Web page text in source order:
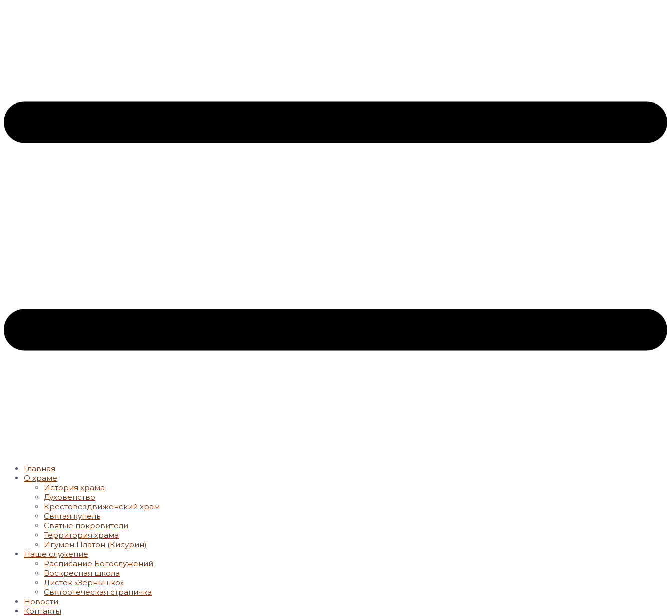
Главная
О храме
История храма
Духовенство
Крестовоздвиженский храм
Святая купель
Святые покровители
Территория храма
Игумен Платон (Кисурин)
Наше служение
Расписание Богослужений
Воскресная школа
Листок «Зёрнышко»
Святоотеческая страничка
Новости
Контакты